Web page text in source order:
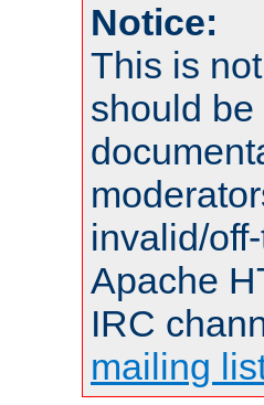
Notice:
This is
should
invalid/
Apache
IRC
mailing